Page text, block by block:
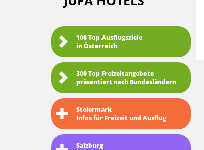
100 Top Ausflugsziele
in Österreich
300 Top Freizeitangebote
präsentiert nach Bundesländern
Steiermark
Infos für Freizeit und Ausflug
Salzburg